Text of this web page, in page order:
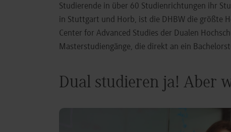
Studierende in über 60 Studienrichtungen ihr
in Stuttgart und Horb, ist die DHBW die größte
Center for Advanced Studies der Dualen
Masterstudiengänge, die direkt an ein
Dual studieren ja! Aber